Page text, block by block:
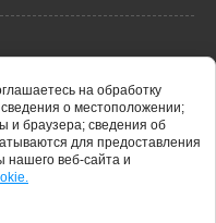
на обработку
о местоположении;
и браузера; сведения об
для предоставления
нашего веб-сайта и